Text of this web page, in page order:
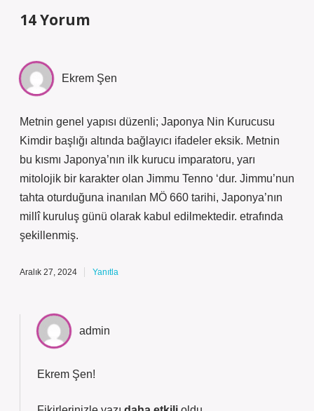
14 Yorum
Ekrem Şen
Metnin genel yapısı düzenli; Japonya Nin Kurucusu
Kimdir başlığı altında bağlayıcı ifadeler eksik. Metnin
bu kısmı Japonya’nın ilk kurucu imparatoru, yarı
mitolojik bir karakter olan Jimmu Tenno ‘dur. Jimmu’nun
tahta oturduğuna inanılan MÖ 660 tarihi, Japonya’nın
millî kuruluş günü olarak kabul edilmektedir. etrafında
şekillenmiş.
Aralık 27, 2024 Yanıtla
admin
Ekrem Şen!